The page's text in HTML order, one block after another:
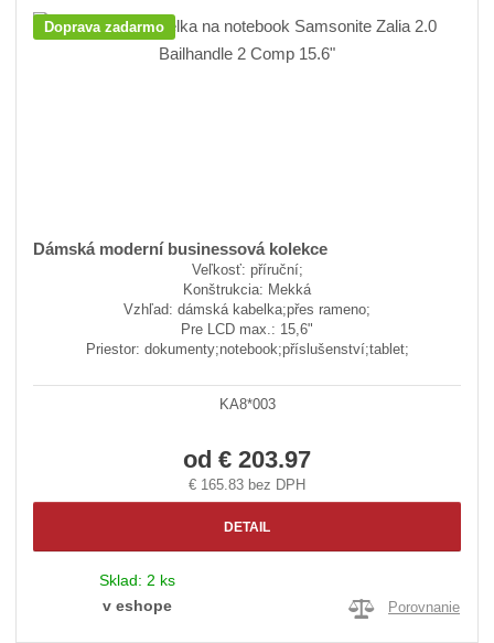
p
o
v
o
v
v
ý
Doprava zadarmo
Dámská moderní businessová kolekce
Veľkosť: příruční;
Konštrukcia: Mekká
Vzhľad: dámská kabelka;přes rameno;
Pre LCD max.: 15,6"
Priestor: dokumenty;notebook;příslušenství;tablet;
KA8*003
od € 203.97
€ 165.83 bez DPH
DETAIL
Sklad: 2 ks
v eshope
Porovnanie